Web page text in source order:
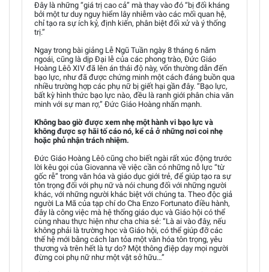
Đây là những “giá trị cao cả” mà thay vào đó “bị đối kháng
bởi một tư duy nguy hiểm lây nhiễm vào các mối quan hệ,
chỉ tạo ra sự ích kỷ, định kiến, phân biệt đối xử và ý thống
trị.”
Ngay trong bài giảng Lễ Ngũ Tuần ngày 8 tháng 6 năm
ngoái, cũng là dịp Đại lễ của các phong trào, Đức Giáo
Hoàng Lêô XIV đã lên án thái độ này, vốn thường dẫn đến
bạo lực, như đã được chứng minh một cách đáng buồn qua
nhiều trường hợp các phụ nữ bị giết hại gần đây. “Bạo lực,
bất kỳ hình thức bạo lực nào, đều là ranh giới phân chia văn
minh với sự man rợ,” Đức Giáo Hoàng nhấn mạnh.
Không bao giờ được xem nhẹ một hành vi bạo lực và
không được sợ hãi tố cáo nó, kể cả ở những nơi coi nhẹ
hoặc phủ nhận trách nhiệm.
Đức Giáo Hoàng Lêô cũng cho biết ngài rất xúc động trước
lời kêu gọi của Giovanna về việc cần có những nỗ lực “từ
gốc rễ” trong văn hóa và giáo dục giới trẻ, để giúp tạo ra sự
tôn trọng đối với phụ nữ và nói chung đối với những người
khác, với những người khác biệt với chúng ta. Theo độc giả
người La Mã của tạp chí do Cha Enzo Fortunato điều hành,
đây là công việc mà hệ thống giáo dục và Giáo hội có thể
cùng nhau thực hiện như cha chia sẻ: “Là ai vào đây, nếu
không phải là trường học và Giáo hội, có thể giúp đỡ các
thế hệ mới bằng cách lan tỏa một văn hóa tôn trọng, yêu
thương và trên hết là tự do? Một thông điệp dạy mọi người
đừng coi phụ nữ như một vật sở hữu…”